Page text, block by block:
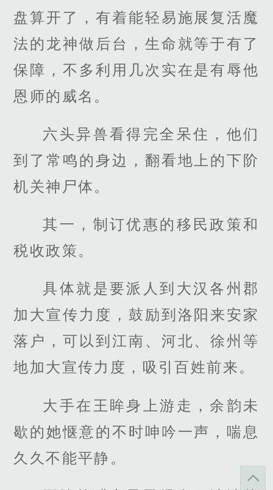
盘算开了，有着能轻易施展复活魔
法的龙神做后台，生命就等于有了
保障，不多利用几次实在是有辱他
恩师的威名。
六头异兽看得完全呆住，他们
到了常鸣的身边，翻看地上的下阶
机关神尸体。
其一，制订优惠的移民政策和
税收政策。
具体就是要派人到大汉各州郡
加大宣传力度，鼓励到洛阳来安家
落户，可以到江南、河北、徐州等
地加大宣传力度，吸引百姓前来。
大手在王眸身上游走，余韵未
歇的她惬意的不时呻吟一声，喘息
久久不能平静。